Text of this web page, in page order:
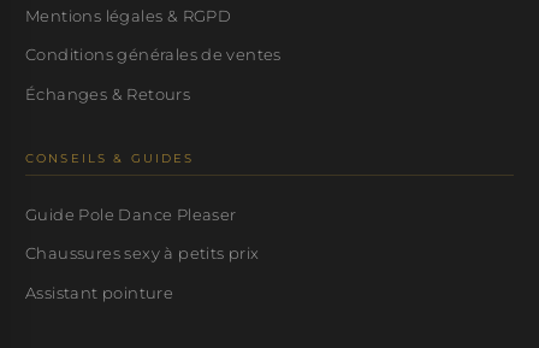
Mentions légales & RGPD
Conditions générales de ventes
Échanges & Retours
CONSEILS & GUIDES
Guide Pole Dance Pleaser
Chaussures sexy à petits prix
Assistant pointure